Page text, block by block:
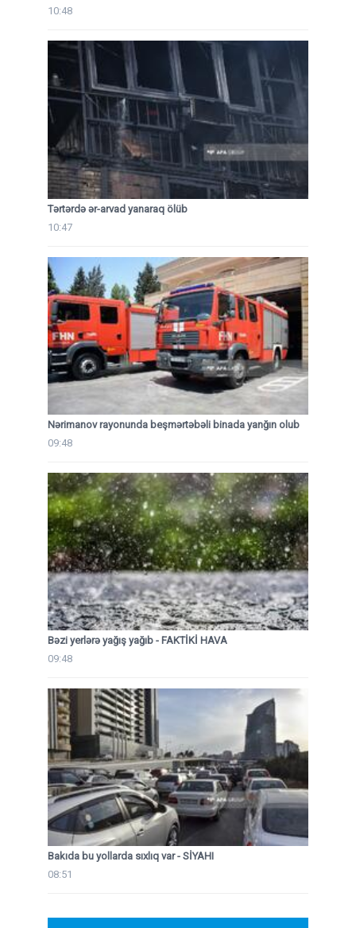
10:48
Tərtərdə ər-arvad yanaraq ölüb
10:47
Nərimanov rayonunda beşmərtəbəli binada yanğın olub
09:48
Bəzi yerlərə yağış yağıb - FAKTİKİ HAVA
09:48
Bakıda bu yollarda sıxlıq var - SİYAHI
08:51